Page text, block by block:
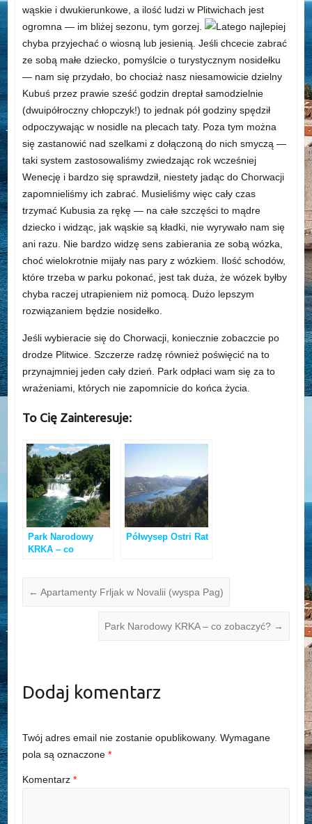
wąskie i dwukierunkowe, a ilość ludzi w Plitwichach jest
ogromna — im bliżej sezonu, tym gorzej.
Latego najlepiej
chyba przyjechać o wiosną lub jesienią. Jeśli chcecie zabrać
ze sobą małe dziecko, pomyślcie o turystycznym nosidełku
— nam się przydało, bo chociaż nasz niesamowicie dzielny
Kubuś przez prawie sześć godzin dreptał samodzielnie
(dwuipółroczny chłopczyk!) to jednak pół godziny spędził
odpoczywając w nosidle na plecach taty. Poza tym można
się zastanowić nad szelkami z dołączoną do nich smyczą —
taki system zastosowaliśmy zwiedzając rok wcześniej
Wenecję i bardzo się sprawdził, niestety jadąc do Chorwacji
zapomnieliśmy ich zabrać. Musieliśmy więc cały czas
trzymać Kubusia za rękę — na całe szczęści to mądre
dziecko i widząc, jak wąskie są kładki, nie wyrywało nam się
ani razu. Nie bardzo widzę sens zabierania ze sobą wózka,
choć wielokrotnie mijały nas pary z wózkiem. Ilość schodów,
które trzeba w parku pokonać, jest tak duża, że wózek byłby
chyba raczej utrapieniem niż pomocą. Dużo lepszym
rozwiązaniem będzie nosidełko.
Jeśli wybieracie się do Chorwacji, koniecznie zobaczcie po
drodze Plitwice. Szczerze radzę również poświęcić na to
przynajmniej jeden cały dzień. Park odpłaci wam się za to
wrażeniami, których nie zapomnicie do końca życia.
To Cię Zainteresuje:
Park Narodowy
KRKA – co
Półwysep Ostri Rat
← Apartamenty Frljak w Novalii (wyspa Pag)
Park Narodowy KRKA – co zobaczyć? →
Dodaj komentarz
Twój adres email nie zostanie opublikowany. Wymagane
pola są oznaczone *
Komentarz *